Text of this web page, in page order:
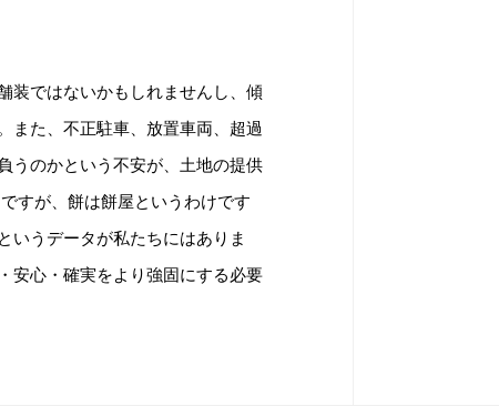
装ではないかもしれませんし、傾
また、不正駐車、放置車両、超過
うのかという不安が、土地の提供
すが、餅は餅屋というわけです
いうデータが私たちにはありま
安心・確実をより強固にする必要